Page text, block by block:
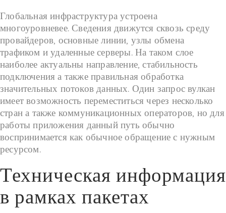
Глобальная инфраструктура устроена
многоуровневее. Сведения движутся сквозь среду
провайдеров, основные линии, узлы обмена
трафиком и удаленные серверы. На таком слое
наиболее актуальны направление, стабильность
подключения а также правильная обработка
значительных потоков данных. Один запрос вулкан
имеет возможность переместиться через несколько
стран а также коммуникационных операторов, но для
работы приложения данный путь обычно
воспринимается как обычное обращение с нужным
ресурсом.
Техническая информация
в рамках пакетах